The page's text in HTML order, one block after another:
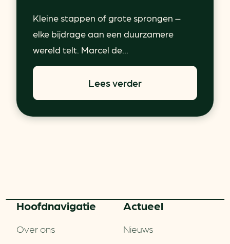
Kleine stappen of grote sprongen –
elke bijdrage aan een duurzamere
wereld telt. Marcel de...
Lees verder
Hoofd­navigatie
Over ons
Actueel
Nieuws